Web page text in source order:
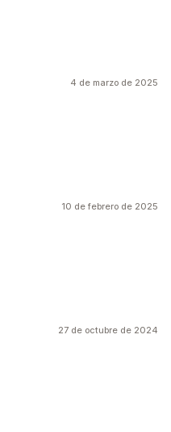
4 de marzo de 2025
10 de febrero de 2025
27 de octubre de 2024